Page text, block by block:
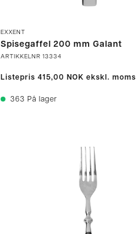
EXXENT
Spisegaffel 200 mm Galant
ARTIKKELNR 13334
Listepris 415,00 NOK ekskl. moms
363 På lager